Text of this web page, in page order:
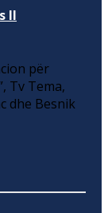
II
për
Tv Tema,
dhe Besnik